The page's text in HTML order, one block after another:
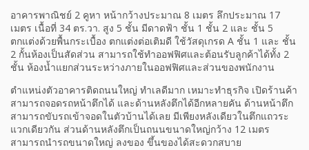
อาคารพาณิชย์ 2 คูหา หน้ากว้างประมาณ 8 เมตร ลึกประมาณ 17
เมตร เนื้อที่ 34 ตร.วา. สูง 5 ชั้น มีดาดฟ้า ชั้น 1 ชั้น 2 และ ชั้น 5
ตกแต่งด้วยพื้นกระเบื้อง ตกแต่งต่อเติมดี ใช้วัสดุเกรด A ชั้น 1 และ ชั้น
2 กั้นห้องเป็นสัดส่วน สามารถใช้ทำออฟฟิศและต้อนรับลูกค้าได้ทั้ง 2
ชั้น ห้องน้ำแยกส่วนระหว่างภายในออฟฟิศและส่วนของพนักงาน
ตำแหน่งตัวอาคารติดถนนใหญ่ ทำเลดีมาก เหมาะทำธุรกิจ เปิดร้านค้า
สามารถจอดรถหน้าตึกได้ และด้านหลังตึกได้อีกหลายคัน ด้านหน้าตึก
สามารถขับรถเข้าจอดในตัวบ้านได้เลย มีเพียงหลังเดียวในตึกแถวระ
แวกเดียวกัน ส่วนด้านหลังตึกเป็นถนนขนาดใหญ่กว้าง 12 เมตร
สามารถนำรถขนาดใหญ่ ลงของ ขึ้นของได้สะดวกสบาย